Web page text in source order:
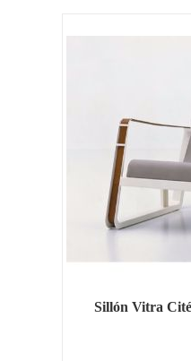
Sillón Vitra